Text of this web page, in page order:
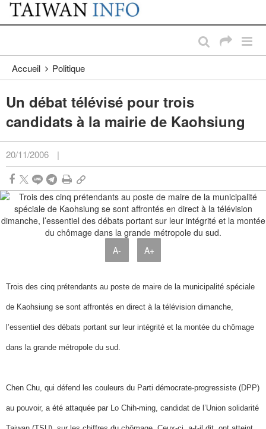
Passer au contenu principal
:::
Accueil Politique
Un débat télévisé pour trois
candidats à la mairie de Kaohsiung
20/11/2006 |
A- A+
Trois des cinq prétendants au poste de maire de la municipalité spéciale
de Kaohsiung se sont affrontés en direct à la télévision dimanche,
l’essentiel des débats portant sur leur intégrité et la montée du chômage
dans la grande métropole du sud.
Chen Chu, qui défend les couleurs du Parti démocrate-progressiste (DPP)
au pouvoir, a été attaquée par Lo Chih-ming, candidat de l’Union solidarité